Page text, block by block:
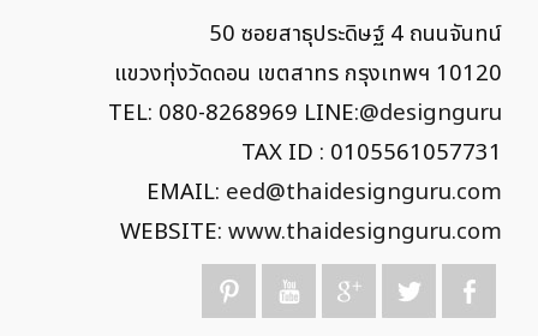
50 ซอยสาธุประดิษฐ์ 4 ถนนจันทน์
แขวงทุ่งวัดดอน เขตสาทร กรุงเทพฯ 10120
TEL: 080-8268969 LINE:@designguru
TAX ID : 0105561057731
EMAIL: eed@thaidesignguru.com
WEBSITE: www.thaidesignguru.com